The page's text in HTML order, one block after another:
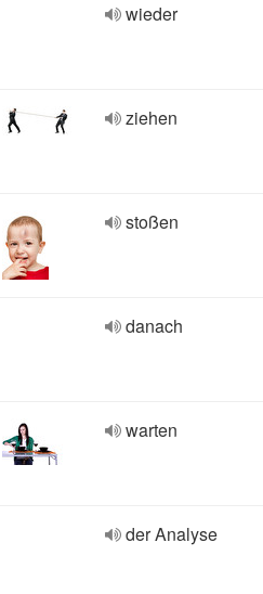
wieder
ziehen
stoßen
danach
warten
der Analyse